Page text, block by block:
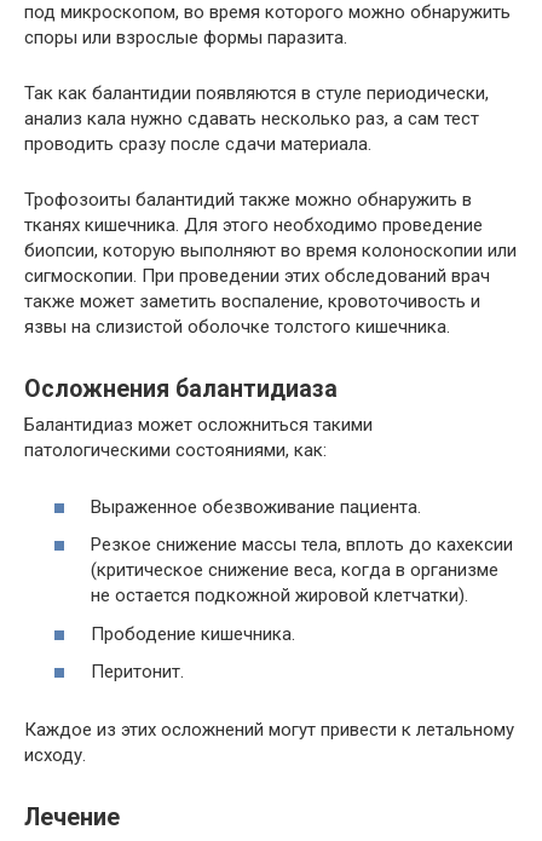
под микроскопом, во время которого можно обнаружить
споры или взрослые формы паразита.
Так как балантидии появляются в стуле периодически,
анализ кала нужно сдавать несколько раз, а сам тест
проводить сразу после сдачи материала.
Трофозоиты балантидий также можно обнаружить в
тканях кишечника. Для этого необходимо проведение
биопсии, которую выполняют во время колоноскопии или
сигмоскопии. При проведении этих обследований врач
также может заметить воспаление, кровоточивость и
язвы на слизистой оболочке толстого кишечника.
Осложнения балантидиаза
Балантидиаз может осложниться такими
патологическими состояниями, как:
Выраженное обезвоживание пациента.
Резкое снижение массы тела, вплоть до кахексии
(критическое снижение веса, когда в организме
не остается подкожной жировой клетчатки).
Прободение кишечника.
Перитонит.
Каждое из этих осложнений могут привести к летальному
исходу.
Лечение